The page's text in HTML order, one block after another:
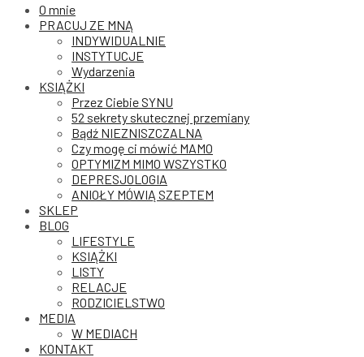
O mnie
PRACUJ ZE MNĄ
INDYWIDUALNIE
INSTYTUCJE
Wydarzenia
KSIĄŻKI
Przez Ciebie SYNU
52 sekrety skutecznej przemiany
Bądź NIEZNISZCZALNA
Czy mogę ci mówić MAMO
OPTYMIZM MIMO WSZYSTKO
DEPRESJOLOGIA
ANIOŁY MÓWIĄ SZEPTEM
SKLEP
BLOG
LIFESTYLE
KSIĄŻKI
LISTY
RELACJE
RODZICIELSTWO
MEDIA
W MEDIACH
KONTAKT